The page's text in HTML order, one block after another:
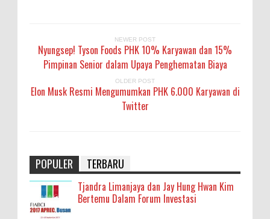
NEWER POST
Nyungsep! Tyson Foods PHK 10% Karyawan dan 15%
Pimpinan Senior dalam Upaya Penghematan Biaya
OLDER POST
Elon Musk Resmi Mengumumkan PHK 6.000 Karyawan di
Twitter
POPULER TERBARU
Tjandra Limanjaya dan Jay Hung Hwan Kim
Bertemu Dalam Forum Investasi